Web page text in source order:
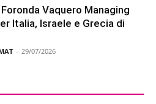
Vaquero Managing
Italia, Israele e Grecia di
- 29/07/2026